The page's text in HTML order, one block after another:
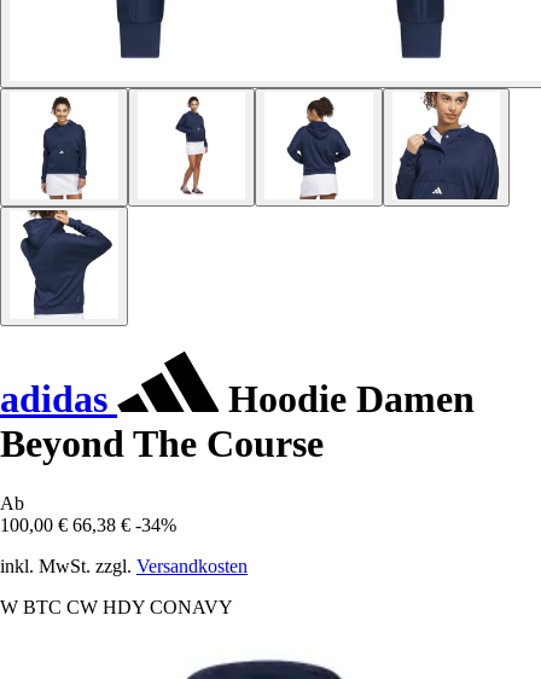
adidas
Hoodie Damen
Beyond The Course
Ab
100,00 € 66,38 € -34%
inkl. MwSt. zzgl. Versandkosten
W BTC CW HDY CONAVY